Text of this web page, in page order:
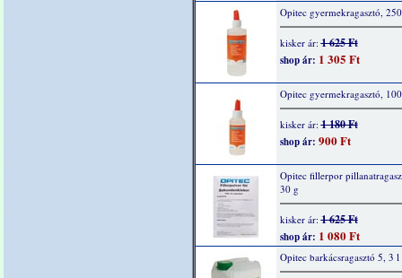
Opitec gyermekragasztó,
kisker ár:1 625 Ft
shop ár: 1 305 Ft
Opitec gyermekragasztó,
kisker ár:1 180 Ft
shop ár: 900 Ft
Opitec fillerpor
30 g
kisker ár:1 625 Ft
shop ár: 1 080 Ft
Opitec barkácsragasztó 5, 3 l